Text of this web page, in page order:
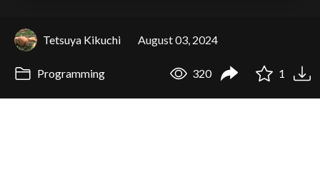
Tetsuya Kikuchi August 03, 2024
Programming 320 1